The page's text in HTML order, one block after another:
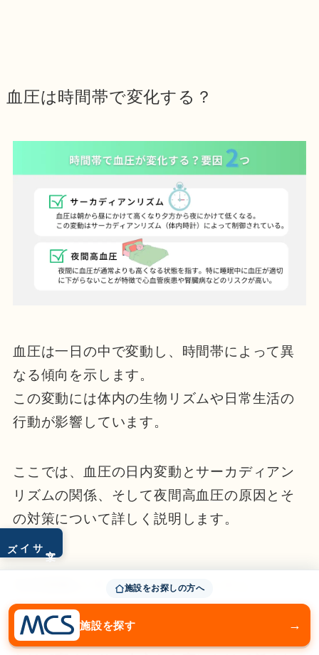
サイズ
血圧は時間帯で変化する？
血圧は一日の中で変動し、時間帯によって異
なる傾向を示します。
この変動には体内の生物リズムや日常生活の
行動が影響しています。
ここでは、血圧の日内変動とサーカディアン
リズムの関係、そして夜間高血圧の原因とそ
の対策について詳しく説明します。
日内変動とサーカディアンリズム
血圧は一日の中で変動し、通常、
施設をお探しの方へ
施設を探す →